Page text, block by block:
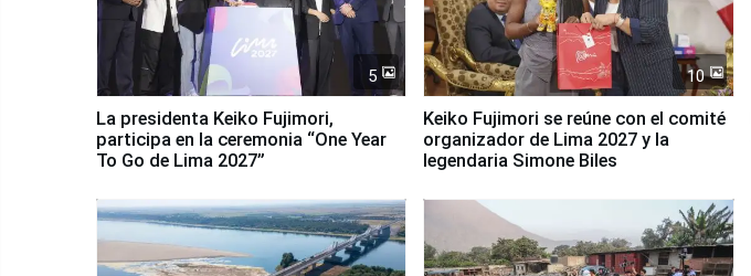
5
La presidenta Keiko Fujimori,
participa en la ceremonia “One Year
To Go de Lima 2027”
10
Keiko Fujimori se reúne con el comité
organizador de Lima 2027 y la
legendaria Simone Biles